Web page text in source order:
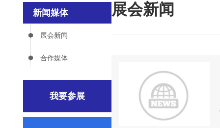
新闻媒体
展会新闻
合作媒体
我要参展
展会新闻